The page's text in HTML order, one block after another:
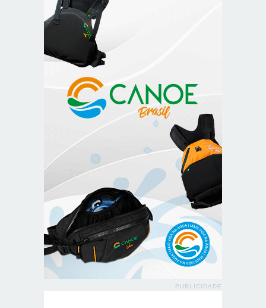
PUBLICIDADE